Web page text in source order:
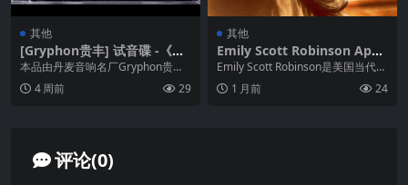
其他
[Gryphon贵丰] 试音碟 -《声
的魔力示范盘THE GRYPHON
POWER & GRACE》24K金碟
WAV
本品由丹麦音响名厂Gryphon贵丰
出品，编号SRM042GCD，是专业
级发烧试...
4 周前 29
其他
Emily Scott Robinson Appa
lachia FLAC Hi-Res 96kHz 2
4bit qobuz
Emily Scott Robinson是美国当代美
式民谣代表唱作人，北卡罗来纳...
1 月前 24
评论(0)